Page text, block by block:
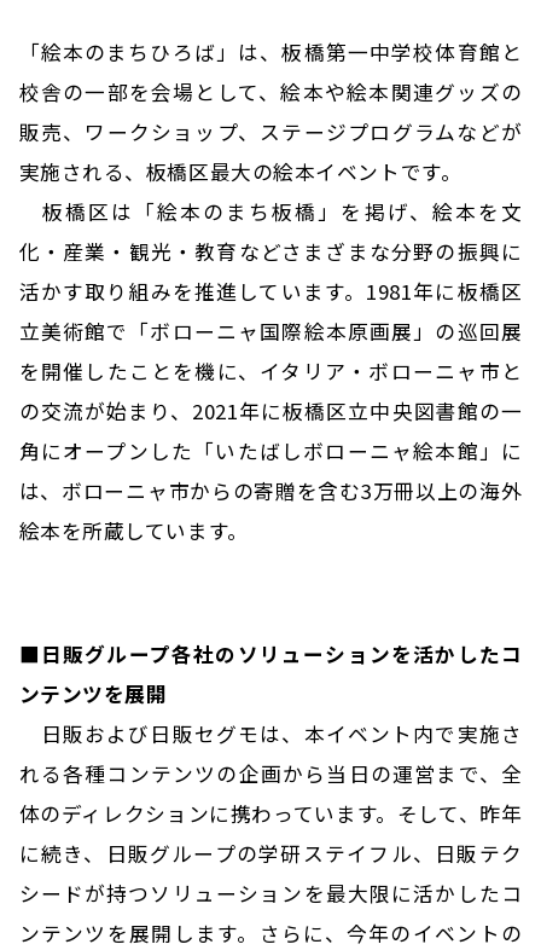
「絵本のまちひろば」は、板橋第一中学校体育館と
校舎の一部を会場として、絵本や絵本関連グッズの
販売、ワークショップ、ステージプログラムなどが
実施される、板橋区最大の絵本イベントです。
板橋区は「絵本のまち板橋」を掲げ、絵本を文
化・産業・観光・教育などさまざまな分野の振興に
活かす取り組みを推進しています。1981年に板橋区
立美術館で「ボローニャ国際絵本原画展」の巡回展
を開催したことを機に、イタリア・ボローニャ市と
の交流が始まり、2021年に板橋区立中央図書館の一
角にオープンした「いたばしボローニャ絵本館」に
は、ボローニャ市からの寄贈を含む3万冊以上の海外
絵本を所蔵しています。
■日販グループ各社のソリューションを活かしたコ
ンテンツを展開
日販および日販セグモは、本イベント内で実施さ
れる各種コンテンツの企画から当日の運営まで、全
体のディレクションに携わっています。そして、昨年
に続き、日販グループの学研ステイフル、日販テク
シードが持つソリューションを最大限に活かしたコ
ンテンツを展開します。さらに、今年のイベントの